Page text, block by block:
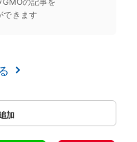
できます